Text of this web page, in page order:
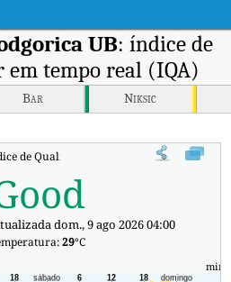
UB: índice de
em tempo real (IQA)
Bar Niksic
de Qualidade do Ar (IQA) em tempo real
dom., 9 ago 2026 04:00
29°C
min